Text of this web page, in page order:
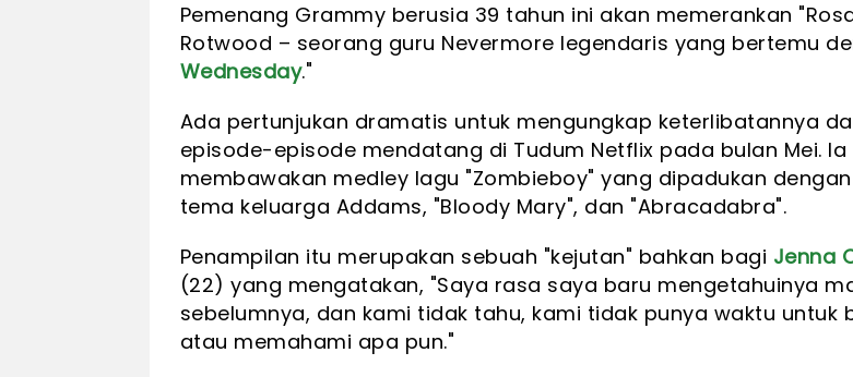
Pemenang Grammy berusia 39 tahun ini akan memerankan
Rotwood – seorang guru Nevermore legendaris yang bertemu
Wednesday."
Ada pertunjukan dramatis untuk mengungkap keterlibatannya
episode-episode mendatang di Tudum Netflix pada bulan Mei. Ia
membawakan medley lagu "Zombieboy" yang dipadukan
tema keluarga Addams, "Bloody Mary", dan "Abracadabra".
Penampilan itu merupakan sebuah "kejutan" bahkan bagi Jenna
(22) yang mengatakan, "Saya rasa saya baru mengetahuinya
sebelumnya, dan kami tidak tahu, kami tidak punya waktu untuk
atau memahami apa pun."